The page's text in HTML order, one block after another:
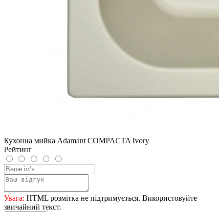
Кухонна мийка Adamant COMPACTA Ivory
Рейтинг
Увага: HTML розмітка не підтримується. Використовуйте
звичайний текст.